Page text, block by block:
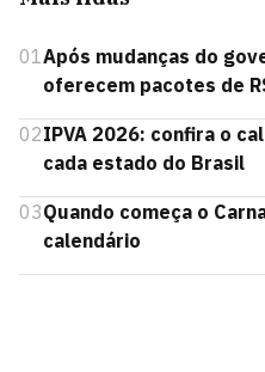
01Após mudanças do
oferecem pacotes de
02IPVA 2026: confira o
cada estado do Brasil
03Quando começa o
calendário